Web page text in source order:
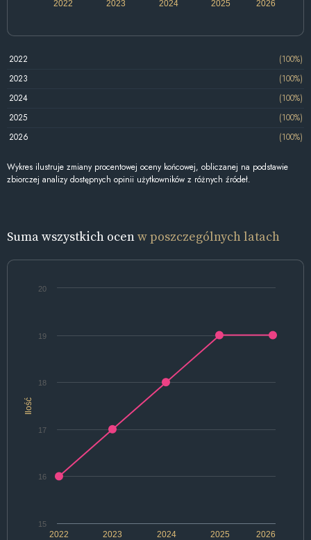
2022 2024 2026
2023 2025
2022
(100%)
2023
(100%)
2024
(100%)
2025
(100%)
2026
(100%)
Wykres ilustruje zmiany procentowej oceny końcowej, obliczanej na podstawie
zbiorczej analizy dostępnych opinii użytkowników z różnych źródeł.
Suma wszystkich ocenw poszczególnych latach
Ilość
2022 2024 2026
2023 2025
15
16
17
18
19
20